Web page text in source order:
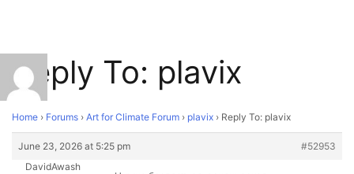
Reply To: plavix
Home › Forums › Art for Climate Forum › plavix › Reply To: plavix
June 23, 2026 at 5:25 pm
#52953
DavidAwash